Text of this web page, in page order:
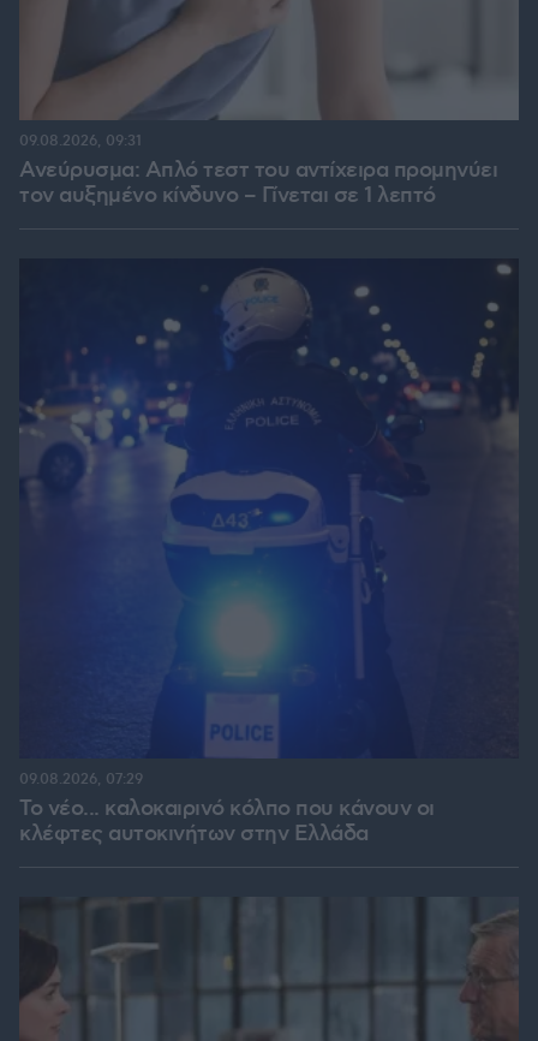
Ανεύρυσμα: Απλό τεστ του αντίχειρα προμηνύει
τον αυξημένο κίνδυνο – Γίνεται σε 1 λεπτό
09.08.2026, 09:31
Το νέο... καλοκαιρινό κόλπο που κάνουν οι
κλέφτες αυτοκινήτων στην Ελλάδα
09.08.2026, 07:29